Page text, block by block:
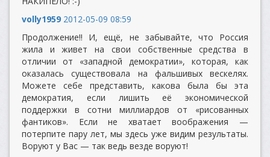
volly1959 2012-05-09 08:59
Продолжение!! И, ещё, не забывайте, что Россия
жила и живет на свои собственные средства в
отличии от «западной демократии», которая, как
оказалась существовала на фальшивых вескелях.
Можете себе представить, какова была бы эта
демократия, если лишить её экономической
поддержки в сотни миллиардов от «рисованных
фантиков». Если не хватает воображения —
потерпите пару лет, мы здесь уже видим результаты.
Воруют у Вас — так ведь везде воруют!